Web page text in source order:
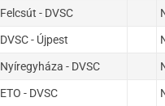
Felcsút - DVSC
DVSC - Újpest
Nyíregyháza - DVSC
ETO - DVSC